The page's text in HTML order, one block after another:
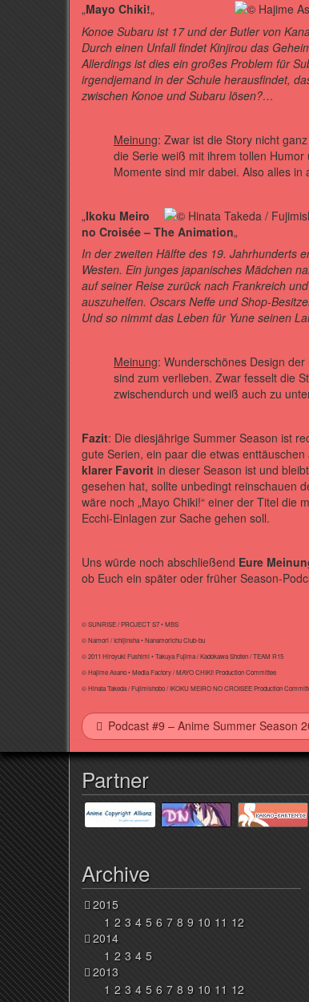
„Mayo Chiki!„
Konoe Subaru ist 17 und der Butler von
Durch einen Unfall findet Kinjirou das
Allerdings ist dies ein großes Problem für
irgendjemand in der Schule herausfindet,
zwischen Konoe und Subaru lösen?…
Meinung: Zwar ist die Story nicht
die Serie weiß mit ihrem tollen
Momente sind mir dabei. Also alles
„Ikoku Meiro
no Croisée – The Animation„
In der zweiten Hälfte des 19. Jahrhunderts
Westen. Ein junges japanisches Mädchen
auf seiner Reise zurück nach Frankreich
auszuhelfen. Oscars Neffe und Shop-
Und so nimmt das Leben für Yune seinen
Meinung: Wunderschönes Design
sind zum verlieben. Zwar fesselt die
zwischendurch und weiß auch zu
Fazit: Die diesjährige Summer Season ist
gute Serien, ein paar die etwas
klarer Favorit in dieser Season ist und
gesehen hat, sollte unbedingt reinschauen
wäre noch „Mayo Chiki!“ einer der Titel die
Ecchi-Einlagen zur Sache gehen soll.
Uns würde noch abschließend Eure
ob Euch ein später oder früher Season-
© SUNRISE / PROJECT S7 • MBS
© Namori / Ichijinsha • Nanamorichu Club-bu
© 2011 Hiroyuki Fushimi • Takuya Fujima / Kadokawa Shoten / TEAM R15
© Hajime Asano • Media Factory / MAYO CHIKI! Production Committee
© Hinata Takeda / Fujimishobo / IKOKU MEIRO NO CROISEE Production
Podcast #9 – Anime Summer Season
Partner
Archive
2015
1 2 3 4 5 6 7 8 9 10 11 12
2014
1 2 3 4 5
2013
1 2 3 4 5 6 7 8 9 10 11 12